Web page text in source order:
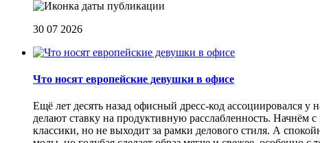
30 07 2026
Что носят европейские девушки в офисе
Ещё лет десять назад офисный дресс-код ассоциировался
делают ставку на продуктивную расслабленность. Начнём
классики, но не выходит за рамки делового стиля. А